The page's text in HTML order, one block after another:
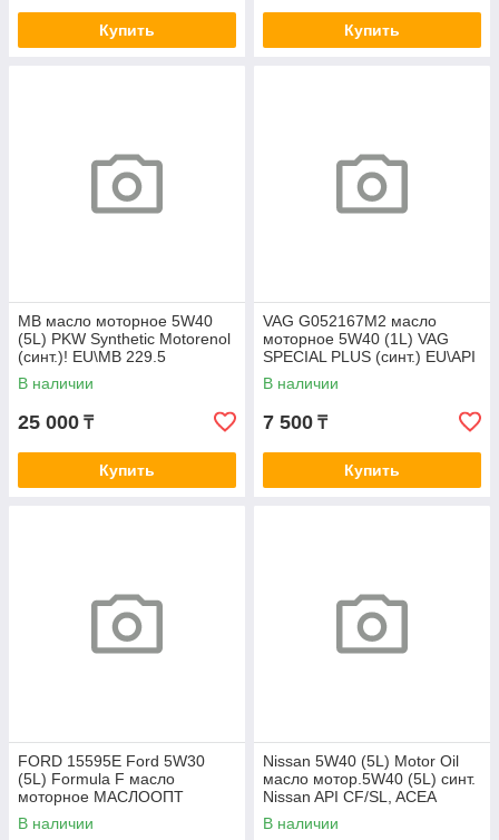
Купить Купить
MB масло моторное 5W40
(5L) PKW Synthetic Motorenol
(синт.)! EU\MB 229.5
В наличии
25 000 ₸
Купить
VAG G052167M2 масло
моторное 5W40 (1L) VAG
SPECIAL PLUS (синт.) EU\API
SM/CF, VW 502.00-505.00
В наличии
7 500 ₸
Купить
FORD 15595E Ford 5W30
(5L) Formula F масло
моторное МАСЛООПТ
В наличии
Nissan 5W40 (5L) Motor Oil
масло мотор.5W40 (5L) синт.
Nissan API CF/SL, ACEA
B4/A3
В наличии